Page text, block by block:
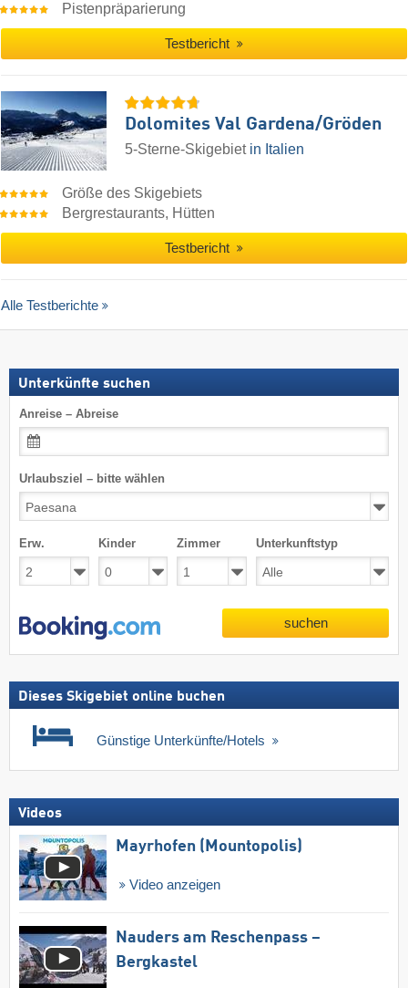
Pistenpräparierung
Testbericht
Dolomites Val Gardena/​Gröden
5-Sterne-Skigebiet in Italien
Größe des Skigebiets
Bergrestaurants, Hütten
Testbericht
Alle Testberichte
Unterkünfte suchen
Anreise – Abreise
Urlaubsziel – bitte wählen
Erw. Kinder Zimmer Unterkunftstyp
suchen
Dieses Skigebiet online buchen
Günstige Unterkünfte/Hotels
Videos
Mayrhofen (Mountopolis)
Video anzeigen
Nauders am Reschenpass –
Bergkastel